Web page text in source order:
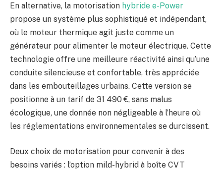
En alternative, la motorisation hybride e-Power
propose un système plus sophistiqué et indépendant,
où le moteur thermique agit juste comme un
générateur pour alimenter le moteur électrique. Cette
technologie offre une meilleure réactivité ainsi qu’une
conduite silencieuse et confortable, très appréciée
dans les embouteillages urbains. Cette version se
positionne à un tarif de 31 490 €, sans malus
écologique, une donnée non négligeable à l’heure où
les réglementations environnementales se durcissent.
Deux choix de motorisation pour convenir à des
besoins variés : l’option mild-hybrid à boîte CVT